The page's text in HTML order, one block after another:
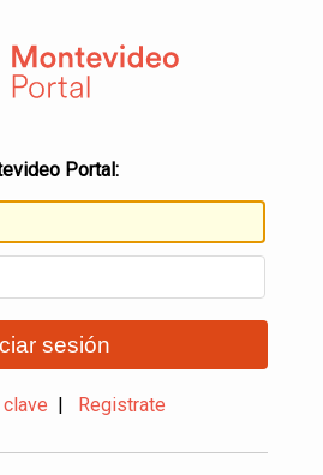
Portal:
sesión
Registrate